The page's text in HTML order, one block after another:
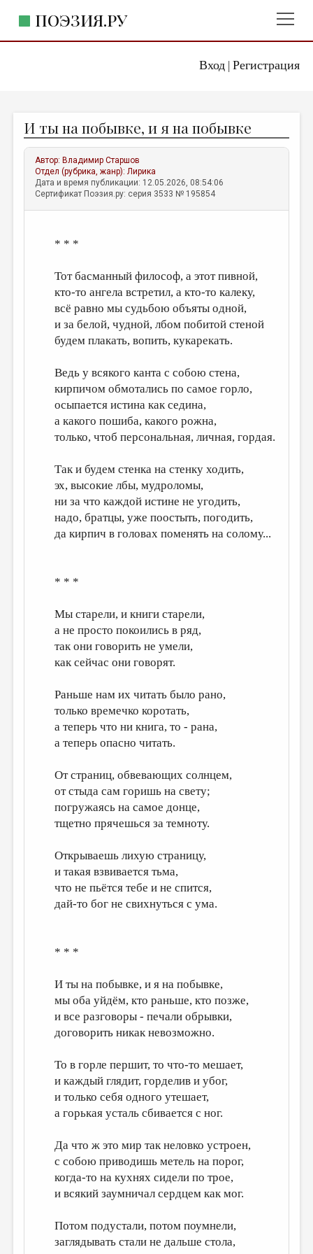
Вход| Регистрация
ПОЭЗИЯ.РУ
ЖАНРЫ
АВТОРЫ
КОММЕНТАРИИ
ЛИТСАЛОН
ИЗБРАННОЕ
ДАЙДЖЕСТ
ПЕРЕВОДЫ
КОНКУРСЫ
ДЕТСКАЯ КОМНАТА
ОБЗОР ЛИТЕРАТУРЫ
СТРАНИЦЫ ПАМЯТИ
ОБЪЯВЛЕНИЯ
РЕДКОЛЛЕГИЯ
ОТ РЕДАКЦИИ
МАЛАЯ ПРОЗА
ПУБЛИЦИСТИКА
РЕЦЕНЗИРОВАНИЕ
ЦИКЛЫ ПУБЛИКАЦИЙ
ТРЕДИАКОВСКИЙ
ВКОНТАКТЕ
И ты на побывке, и я на побывке
Автор: Владимир Старшов
Отдел (рубрика, жанр):Лирика
Дата и время публикации: 12.05.2026, 08:54:06
Сертификат Поэзия.ру: серия 3533 № 195854
* * *
Тот басманный философ, а этот пивной,
кто-то ангела встретил, а кто-то калеку,
всё равно мы судьбою объяты одной,
и за белой, чудной, лбом побитой стеной
будем плакать, вопить, кукарекать.
Ведь у всякого канта с собою стена,
кирпичом обмотались по самое горло,
осыпается истина как седина,
а какого пошиба, какого рожна,
только, чтоб персональная, личная, гордая.
Так и будем стенка на стенку ходить,
эх, высокие лбы, мудроломы,
ни за что каждой истине не угодить,
надо, братцы, уже поостыть, погодить,
да кирпич в головах поменять на солому...
* * *
Мы старели, и книги старели,
а не просто покоились в ряд,
так они говорить не умели,
как сейчас они говорят.
Раньше нам их читать было рано,
только времечко коротать,
а теперь что ни книга, то - рана,
а теперь опасно читать.
От страниц, обвевающих солнцем,
от стыда сам горишь на свету;
погружаясь на самое донце,
тщетно прячешься за темноту.
Открываешь лихую страницу,
и такая взвивается тьма,
что не пьётся тебе и не спится,
дай-то бог не свихнуться с ума.
* * *
И ты на побывке, и я на побывке,
мы оба уйдём, кто раньше, кто позже,
и все разговоры - печали обрывки,
договорить никак невозможно.
То в горле першит, то что-то мешает,
и каждый глядит, горделив и убог,
и только себя одного утешает,
а горькая усталь сбивается с ног.
Да что ж это мир так неловко устроен,
с собою приводишь метель на порог,
когда-то на кухнях сидели по трое,
и всякий заумничал сердцем как мог.
Потом подустали, потом поумнели,
заглядывать стали не дальше стола,